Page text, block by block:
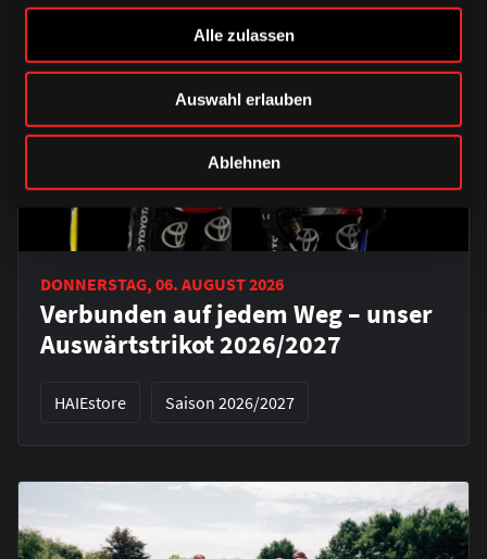
Alle zulassen
Auswahl erlauben
Ablehnen
DONNERSTAG, 06. AUGUST 2026
Verbunden auf jedem Weg – unser
Auswärtstrikot 2026/2027
HAIEstore Saison 2026/2027